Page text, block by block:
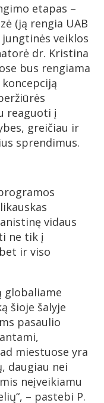
etapas –
(ją rengia UAB
jungtinės veiklos
dr. Kristina
bus rengiama
reaguoti į
greičiau ir
sprendimus.
vidaus
ne tik į
ir viso
globaliame
šioje šalyje
pasaulio
miestuose yra
daugiau nei
neįveikiamu
– pastebi P.